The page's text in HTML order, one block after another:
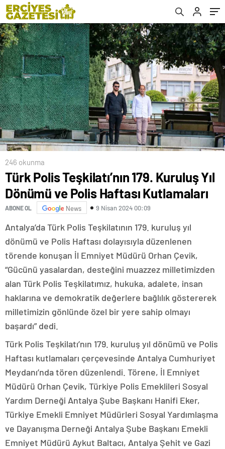
246 okunma
Türk Polis Teşkilatı’nın 179. Kuruluş Yıl
Dönümü ve Polis Haftası Kutlamaları
ABONE OL News 9 Nisan 2024 00:09
Antalya’da Türk Polis Teşkilatının 179. kuruluş yıl
dönümü ve Polis Haftası dolayısıyla düzenlenen
törende konuşan İl Emniyet Müdürü Orhan Çevik,
“Gücünü yasalardan, desteğini muazzez milletimizden
alan Türk Polis Teşkilatımız, hukuka, adalete, insan
haklarına ve demokratik değerlere bağlılık göstererek
milletimizin gönlünde özel bir yere sahip olmayı
başardı” dedi.
Türk Polis Teşkilatı’nın 179. kuruluş yıl dönümü ve Polis
Haftası kutlamaları çerçevesinde Antalya Cumhuriyet
Meydanı’nda tören düzenlendi. Törene, İl Emniyet
Müdürü Orhan Çevik, Türkiye Polis Emeklileri Sosyal
Yardım Derneği Antalya Şube Başkanı Hanifi Eker,
Türkiye Emekli Emniyet Müdürleri Sosyal Yardımlaşma
ve Dayanışma Derneği Antalya Şube Başkanı Emekli
Emniyet Müdürü Aykut Baltacı, Antalya Şehit ve Gazi